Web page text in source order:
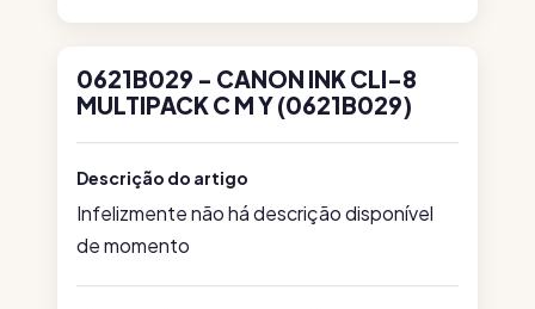
0621B029 - CANON INK CLI-8
MULTIPACK C M Y (0621B029)
Descrição do artigo
Infelizmente não há descrição disponível
de momento